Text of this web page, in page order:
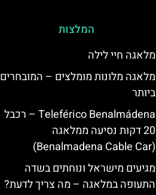
המלצות
מלאגה חיי לילה
מלאגה מלונות מומלצים – המובחרים
ביותר
Teleférico Benalmádena – רכבל
20 דקות נסיעה ממלאגה
(Benalmadena Cable Car)
מגיעים מישראל ונוחתים בשדה
התעופה במלאגה – מה צריך לדעת?